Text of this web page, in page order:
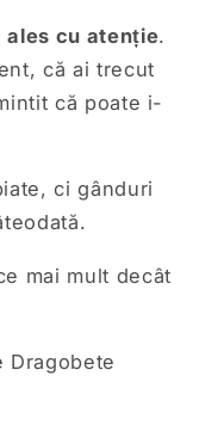
ales cu atenție.
că ai trecut
că poate i-
ci gânduri
mai mult decât
Dragobete